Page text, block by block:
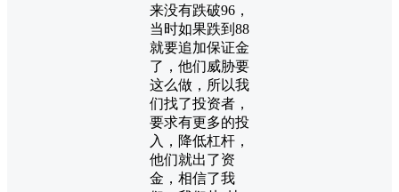
来没有跌破96，
当时如果跌到88
就要追加保证金
了，他们威胁要
这么做，所以我
们找了投资者，
要求有更多的投
入，降低杠杆，
他们就出了资
金，相信了我